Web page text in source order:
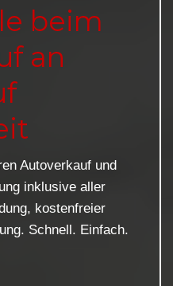
beim
an
Autoverkauf und
inklusive aller
kostenfreier
Schnell. Einfach.